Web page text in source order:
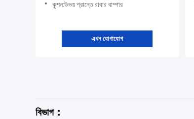
কুশন:উভয় প্রান্তে রাবার বাম্পার
এখন যোগাযোগ
বিভাগ：